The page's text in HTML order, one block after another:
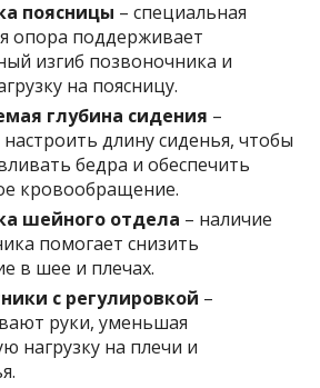
поясницы – специальная
опора поддерживает
изгиб позвоночника и
на поясницу.
глубина сидения –
длину сиденья, чтобы
бедра и обеспечить
кровообращение.
шейного отдела – наличие
помогает снизить
в шее и плечах.
с регулировкой –
руки, уменьшая
нагрузку на плечи и